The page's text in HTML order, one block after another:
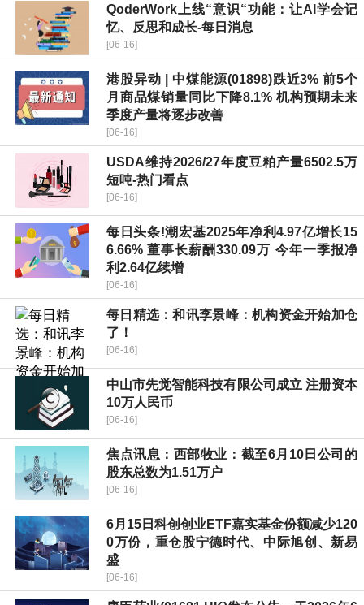
QoderWork上线“意识“功能：让AI学会记
忆、反思和成长-每日消息
[06-16]
港股异动 | 中煤能源(01898)跌近3% 前5个
月商品煤销量同比下降8.1% 机构预期未来
季度产量将逐步改善
[06-16]
USDA维持2026/27年度豆粕产量6502.5万
短吨-热门看点
[06-16]
每日头条!潮宏基2025年净利4.97亿增长15
6.66% 董事长薪酬330.09万 今年一季报净
利2.64亿续增
[06-16]
每日精选：和讯李景峰：机构资金开始加仓
了！
[06-16]
中山市先觉智能科技有限公司成立 注册资本
10万人民币
[06-16]
焦点讯息：西部牧业：截至6月10日公司的
股东总数为1.51万户
[06-16]
6月15日科创创业ETF嘉实基金份额减少120
0万份，重仓股宁德时代、中际旭创、新易
盛
[06-16]